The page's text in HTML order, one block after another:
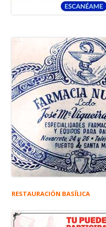
RESTAURACIÓN BASÍLICA